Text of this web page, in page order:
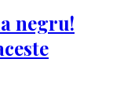
negru!